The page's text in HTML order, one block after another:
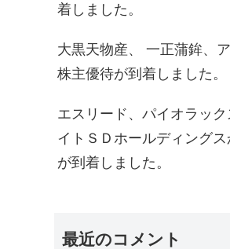
着しました。
大黒天物産、 一正蒲鉾、
株主優待が到着しました。
エスリード、パイオラッ
イトＳＤホールディング
が到着しました。
最近のコメント